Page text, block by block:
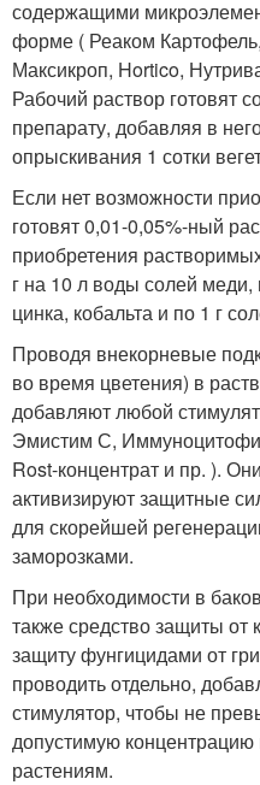
содержащими
форме ( Реаком
Максикроп, Hortico,
Рабочий раствор готовят
препарату, добавляя в
опрыскивания 1 сотки
Если нет возможности
готовят 0,01-0,05%-ный
приобретения
г на 10 л воды солей
цинка, кобальта и по 1 г
Проводя внекорневые
во время цветения) в
добавляют любой
Эмистим С,
Rost-концентрат и пр. ).
активизируют защитные
для скорейшей
заморозками.
При необходимости в
также средство защиты от
защиту фунгицидами от
проводить отдельно,
стимулятор, чтобы не
допустимую
растениям.